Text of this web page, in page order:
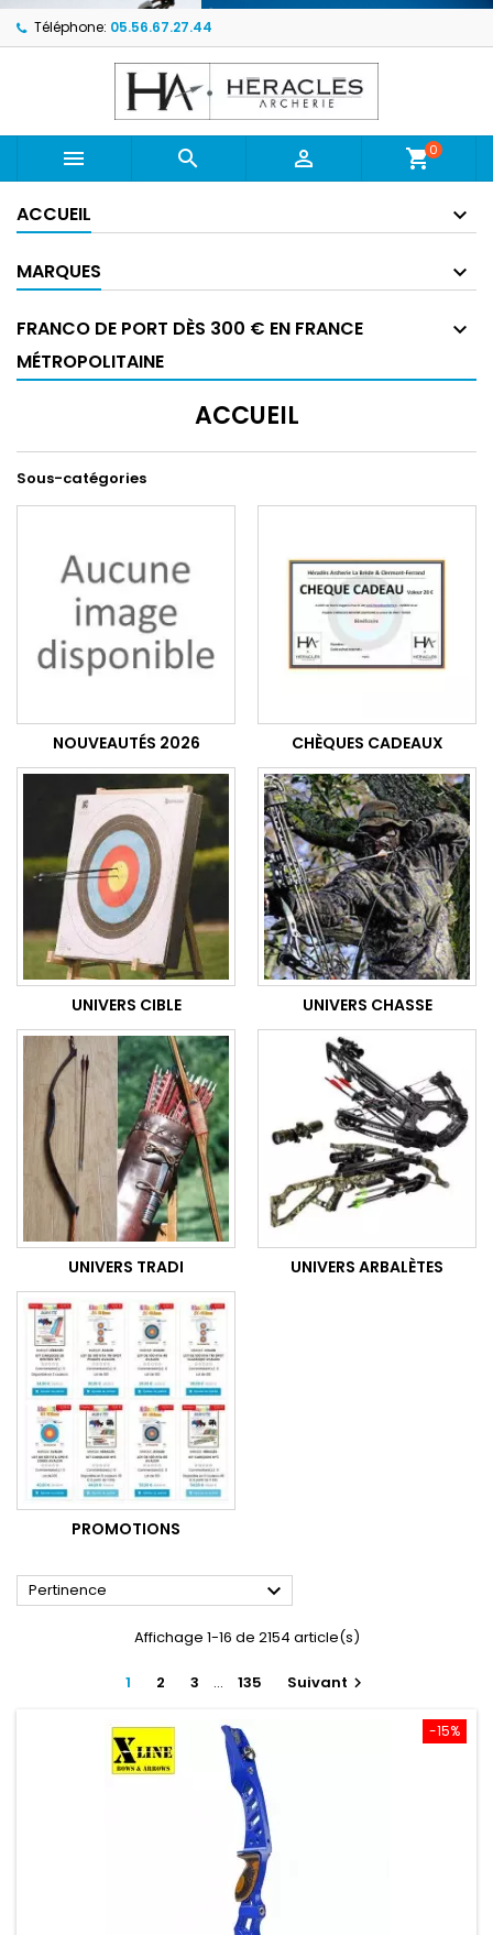
Téléphone: 05.56.67.27.44
   shopping_cart0
ACCUEIL
MARQUES
FRANCO DE PORT DÈS 300 € EN FRANCE
MÉTROPOLITAINE
ACCUEIL
Sous-catégories
NOUVEAUTÉS 2026 CHÈQUES CADEAUX
UNIVERS CIBLE UNIVERS CHASSE
UNIVERS TRADI UNIVERS ARBALÈTES
PROMOTIONS
Pertinence 
Affichage 1-16 de 2154 article(s)
1 2 3 … 135 Suivant 
-15%